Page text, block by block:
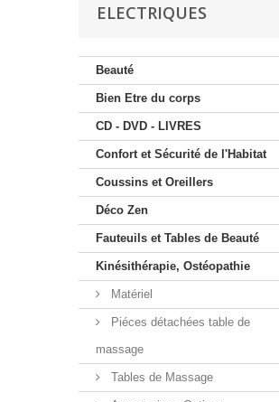
ELECTRIQUES
Beauté
Bien Etre du corps
CD - DVD - LIVRES
Confort et Sécurité de l'Habitat
Coussins et Oreillers
Déco Zen
Fauteuils et Tables de Beauté
Kinésithérapie, Ostéopathie
Matériel
Piéces détachées table de
massage
Tables de Massage